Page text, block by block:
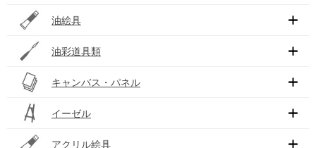
油絵具
油彩道具類
キャンバス・パネル
イーゼル
アクリル絵具